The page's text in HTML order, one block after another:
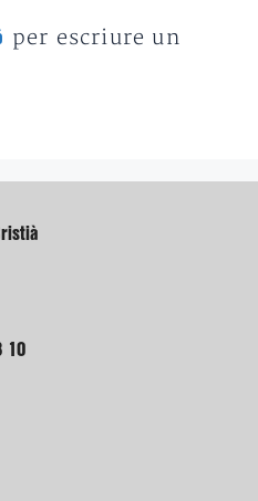
per escriure un
10